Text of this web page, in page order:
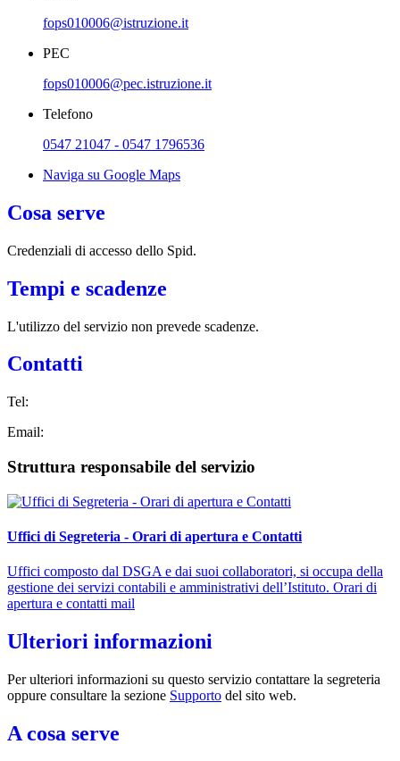
fops010006@istruzione.it
PEC
fops010006@pec.istruzione.it
Telefono
0547 21047 - 0547 1796536
Naviga su Google Maps
Cosa serve
Credenziali di accesso dello Spid.
Tempi e scadenze
L'utilizzo del servizio non prevede scadenze.
Contatti
Tel:
Email:
Struttura responsabile del servizio
Uffici di Segreteria - Orari di apertura e Contatti
Uffici composto dal DSGA e dai suoi collaboratori, si occupa della
gestione dei servizi contabili e amministrativi dell’Istituto. Orari di
apertura e contatti mail
Ulteriori informazioni
Per ulteriori informazioni su questo servizio contattare la segreteria
oppure consultare la sezione Supporto del sito web.
A cosa serve